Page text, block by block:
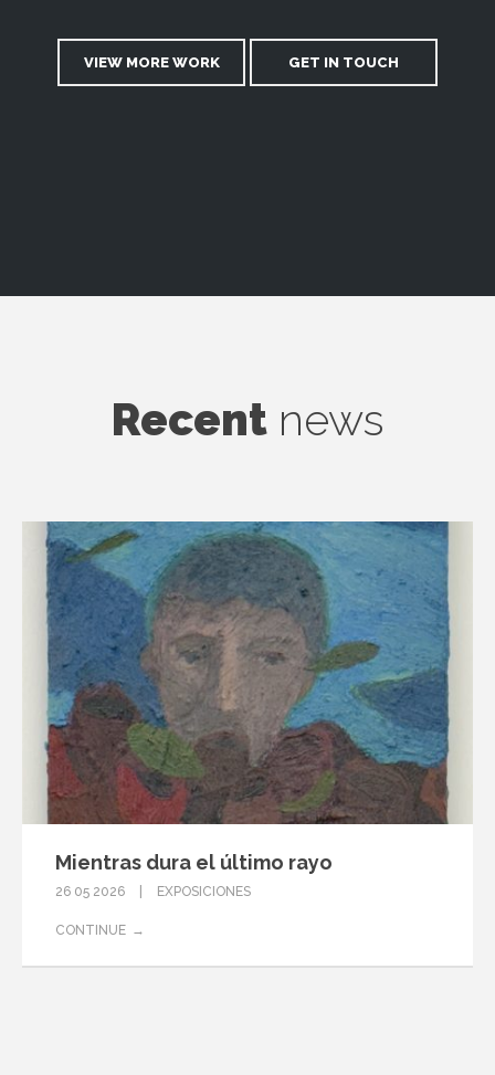
VIEW MORE WORK GET IN TOUCH
Recentnews
Mientras dura el último rayo
26 05 2026 EXPOSICIONES
CONTINUE